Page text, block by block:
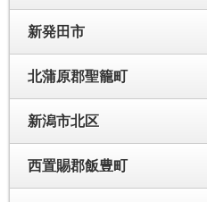
新発田市
北蒲原郡聖籠町
新潟市北区
西置賜郡飯豊町